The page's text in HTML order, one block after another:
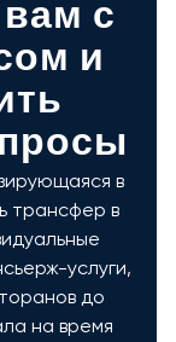
с
и
в
трансфер в
услуги,
до
на время